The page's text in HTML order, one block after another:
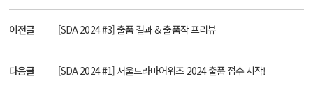
이전글 [SDA 2024 #3] 출품 결과 & 출품작 프리뷰
다음글 [SDA 2024 #1] 서울드라마어워즈 2024 출품 접수 시작!